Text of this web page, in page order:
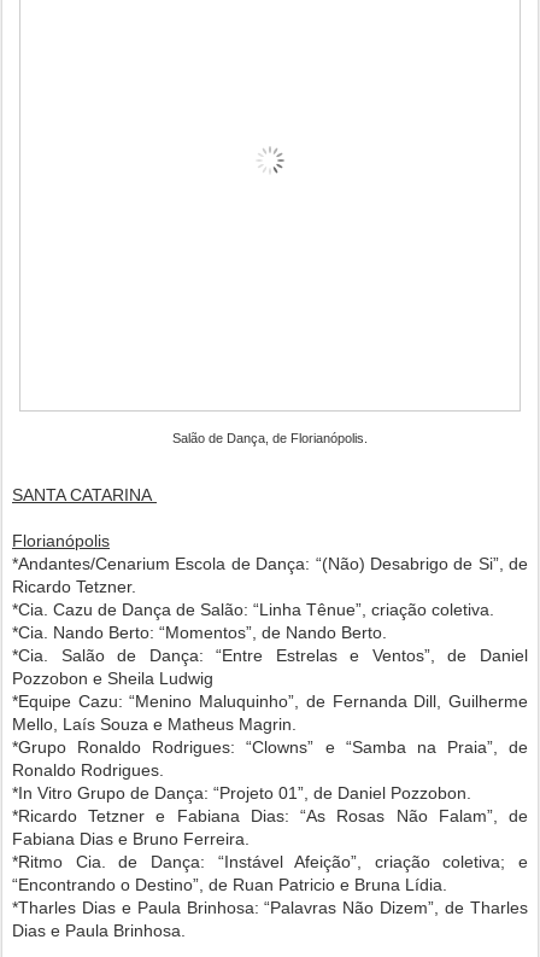
Salão de Dança, de Florianópolis.
SANTA CATARINA
Florianópolis
*Andantes/Cenarium Escola de Dança: “(Não) Desabrigo de Si”, de
Ricardo Tetzner.
*Cia. Cazu de Dança de Salão: “Linha Tênue”, criação coletiva.
*Cia. Nando Berto: “Momentos”, de Nando Berto.
*Cia. Salão de Dança: “Entre Estrelas e Ventos”, de Daniel
Pozzobon e Sheila Ludwig
*Equipe Cazu: “Menino Maluquinho”, de Fernanda Dill, Guilherme
Mello, Laís Souza e Matheus Magrin.
*Grupo Ronaldo Rodrigues: “Clowns” e “Samba na Praia”, de
Ronaldo Rodrigues.
*In Vitro Grupo de Dança: “Projeto 01”, de Daniel Pozzobon.
*Ricardo Tetzner e Fabiana Dias: “As Rosas Não Falam”, de
Fabiana Dias e Bruno Ferreira.
*Ritmo Cia. de Dança: “Instável Afeição”, criação coletiva; e
“Encontrando o Destino”, de Ruan Patricio e Bruna Lídia.
*Tharles Dias e Paula Brinhosa: “Palavras Não Dizem”, de Tharles
Dias e Paula Brinhosa.